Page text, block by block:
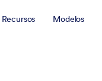
Recursos Modelos